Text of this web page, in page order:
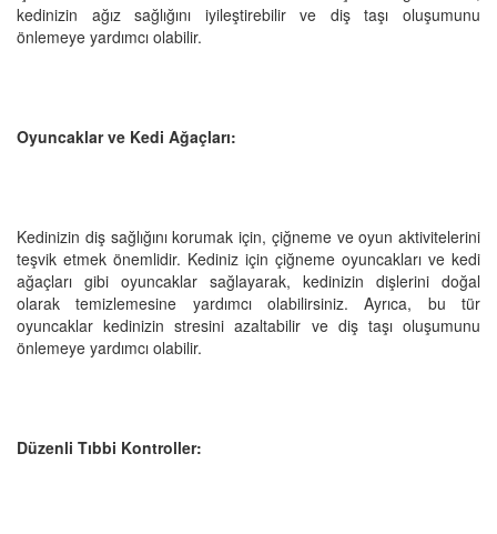
kedinizin ağız sağlığını iyileştirebilir ve diş taşı oluşumunu
önlemeye yardımcı olabilir.
Oyuncaklar ve Kedi Ağaçları:
Kedinizin diş sağlığını korumak için, çiğneme ve oyun aktivitelerini
teşvik etmek önemlidir. Kediniz için çiğneme oyuncakları ve kedi
ağaçları gibi oyuncaklar sağlayarak, kedinizin dişlerini doğal
olarak temizlemesine yardımcı olabilirsiniz. Ayrıca, bu tür
oyuncaklar kedinizin stresini azaltabilir ve diş taşı oluşumunu
önlemeye yardımcı olabilir.
Düzenli Tıbbi Kontroller: